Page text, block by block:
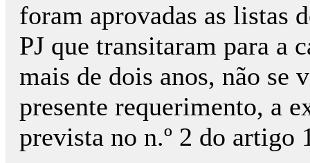
foram aprovadas as listas
PJ que transitaram para a
mais de dois anos, não se
presente requerimento, a
prevista no n.º 2 do artigo